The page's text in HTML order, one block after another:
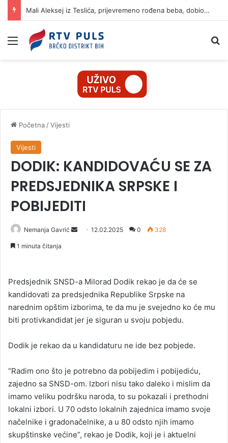
Mali Aleksej iz Teslića, prijevremeno rođena beba, dobio životnu bitku na UKC-u Srpske
Izbornik
Početna /Vijesti
Vijesti
DODIK: KANDIDOVAĆU SE ZA
PREDSJEDNIKA SRPSKE I
POBIJEDITI
Nemanja Gavrić
a
n
e
12.02.2025 0 328
1 minuta čitanja
Predsjednik SNSD-a Milorad Dodik rekao je da će se
kandidovati za predsjednika Republike Srpske na
narednim opštim izborima, te da mu je svejedno ko će mu
biti protivkandidat jer je siguran u svoju pobjedu.
Dodik je rekao da u kandidaturu ne ide bez pobjede.
“Radim ono što je potrebno da pobijedim i pobijediću,
zajedno sa SNSD-om. Izbori nisu tako daleko i mislim da
imamo veliku podršku naroda, to su pokazali i prethodni
lokalni izbori. U 70 odsto lokalnih zajednica imamo svoje
načelnike i gradonačelnike, a u 80 odsto njih imamo
skupštinske većine”, rekao je Dodik, koji je i aktuelni